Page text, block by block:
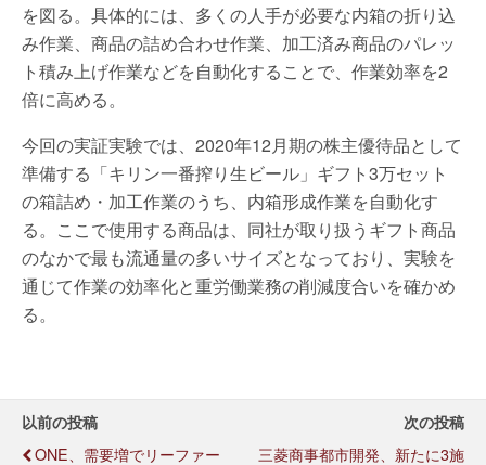
を図る。具体的には、多くの人手が必要な内箱の折り込
み作業、商品の詰め合わせ作業、加工済み商品のパレッ
ト積み上げ作業などを自動化することで、作業効率を2
倍に高める。
今回の実証実験では、2020年12月期の株主優待品として
準備する「キリン一番搾り生ビール」ギフト3万セット
の箱詰め・加工作業のうち、内箱形成作業を自動化す
る。ここで使用する商品は、同社が取り扱うギフト商品
のなかで最も流通量の多いサイズとなっており、実験を
通じて作業の効率化と重労働業務の削減度合いを確かめ
る。
以前の投稿
ONE、需要増でリーファー
次の投稿
三菱商事都市開発、新たに3施